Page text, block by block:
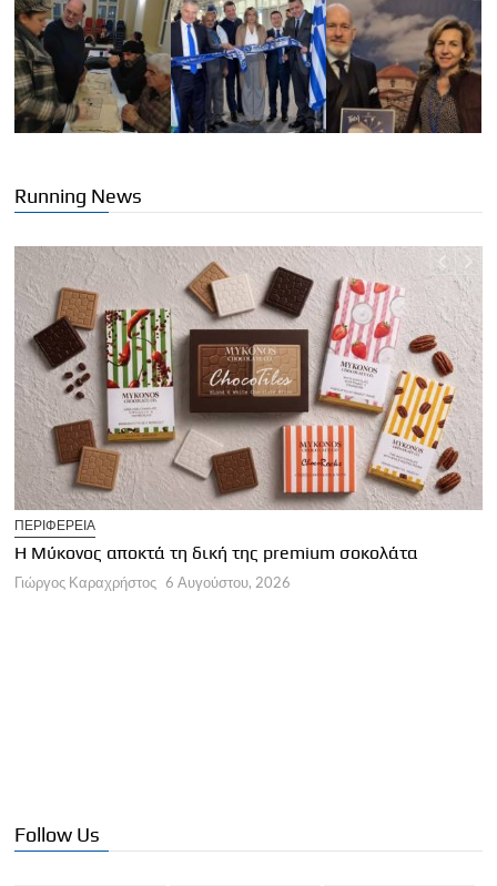
Running News
ΠΕΡΙΦΕΡΕΙΑ
Η Μύκονος αποκτά τη δική της premium σοκολάτα
Γιώργος Καραχρήστος 6 Αυγούστου, 2026
Follow Us